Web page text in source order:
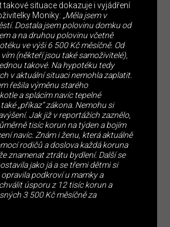
situace dokazuje i vyjádření
Moniky: „Měla jsem v
Dostala jsem polovinu domku od
a na druhou polovinu včetně
ve výši 6 500 Kč měsíčně. Od
(někteří jsou také samoživitelé),
takové. Na hypotéku tedy
v aktuální situaci nemohla zaplatit.
řešila výměnu starého
a splácím navíc tepelné
„příkaz“ zákona. Nemohu si
Jak již v reportážích zaznělo,
tisíc korun na týden a bojím
navíc. Znám i ženu, která aktuálně
rodičů a doslova každá koruna
znamenat ztrátu bydlení. Další se
jako já a se třemi dětmi si
podkroví u mamky a
úsporu z 12 tisíc korun a
3 500 Kč měsíčně za